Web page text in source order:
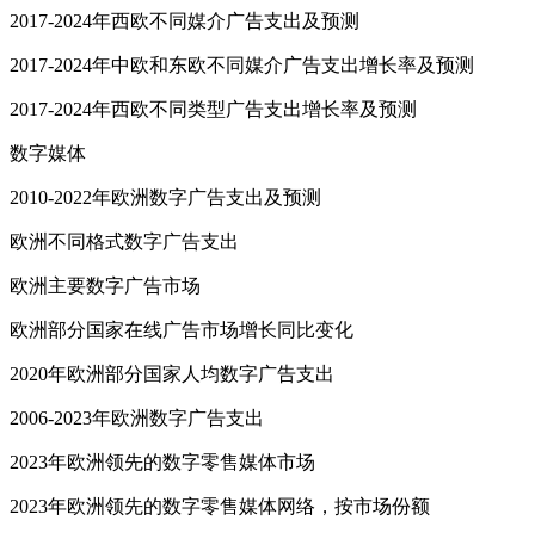
2017-2024年西欧不同媒介广告支出及预测
2017-2024年中欧和东欧不同媒介广告支出增长率及预测
2017-2024年西欧不同类型广告支出增长率及预测
数字媒体
2010-2022年欧洲数字广告支出及预测
欧洲不同格式数字广告支出
欧洲主要数字广告市场
欧洲部分国家在线广告市场增长同比变化
2020年欧洲部分国家人均数字广告支出
2006-2023年欧洲数字广告支出
2023年欧洲领先的数字零售媒体市场
2023年欧洲领先的数字零售媒体网络，按市场份额